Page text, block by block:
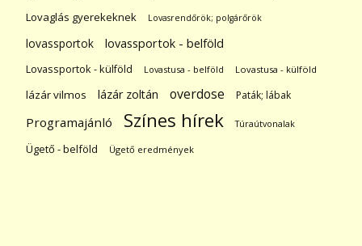
Lovaglás gyerekeknek Lovasrendőrök; polgárőrök
lovassportok lovassportok - belföld
Lovassportok - külföld Lovastusa - belföld Lovastusa - külföld
lázár vilmos lázár zoltán overdose Paták; lábak
Programajánló Színes hírek Túraútvonalak
Ügető - belföld Ügető eredmények